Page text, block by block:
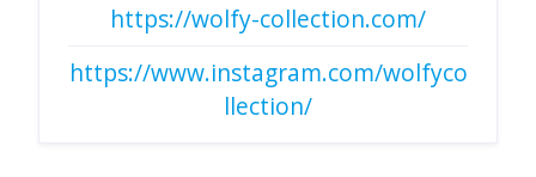
https://wolfy-collection.com/
https://www.instagram.com/wolfyco
llection/